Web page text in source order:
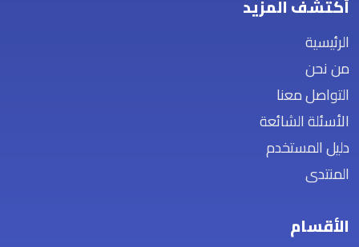
أكتشف المزيد
الرئيسية
من نحن
التواصل معنا
الأسئلة الشائعة
دليل المستخدم
المنتدى
الأقسام